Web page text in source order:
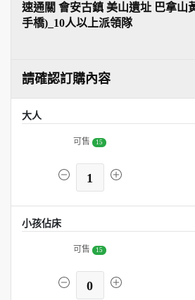
速通關 會安古鎮 美山遺址 巴拿山
手橋)_10人以上派領隊
請確認訂購內容
大人
可售 15
1
小孩佔床
可售 15
0